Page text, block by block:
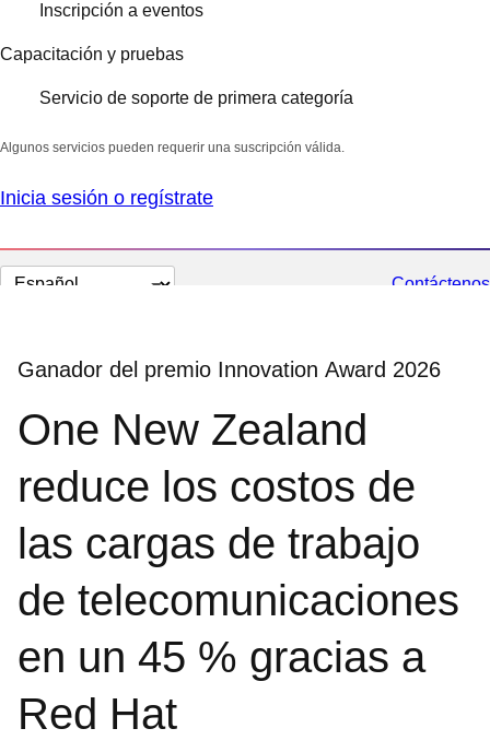
Inscripción a eventos
Capacitación y pruebas
Servicio de soporte de primera categoría
Algunos servicios pueden requerir una suscripción válida.
Inicia sesión o regístrate
Cambiar
Contáctenos
Ganador del premio Innovation Award 2026
One New Zealand
reduce los costos de
las cargas de trabajo
de telecomunicaciones
en un 45 % gracias a
Red Hat